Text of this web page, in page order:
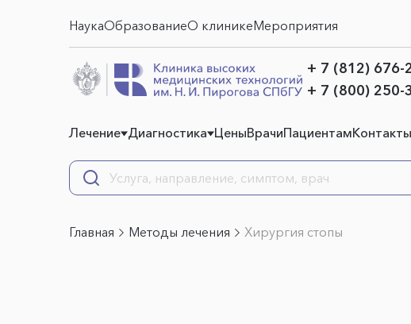
НаукаОбразованиеО клиникеМероприятия
+ 7 (812) 676-
+ 7 (800) 250-
Лечение Диагностика ЦеныВрачиПациентамКонтакты
Главная Методы лечения Хирургия стопы